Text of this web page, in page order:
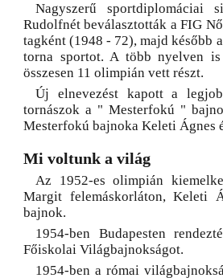
Nagyszerű sportdiplomáciai
Rudolfnét beválasztották a FIG
tagként (1948 - 72), majd később
torna sportot. A több nyelven is
összesen 11 olimpián vett részt.
Új elnevezést kapott a
tornászok a " Mesterfokú "
Mesterfokú bajnoka Keleti Ágnes
Mi voltunk a világ
Az 1952-es olimpián
Margit felemáskorláton, Keleti
bajnok.
1954-ben Budapesten
Főiskolai Világbajnokságot.
1954-ben a római